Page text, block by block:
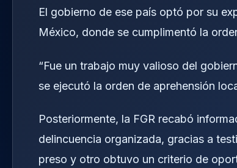
El gobierno de ese país optó por su
México, donde se cumplimentó la
“Fue un trabajo muy valioso del
se ejecutó la orden de aprehensión
Posteriormente, la FGR recabó
delincuencia organizada, gracias a
preso y otro obtuvo un criterio de